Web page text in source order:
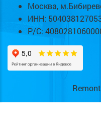
Москва,
ИНН:
Р/С: